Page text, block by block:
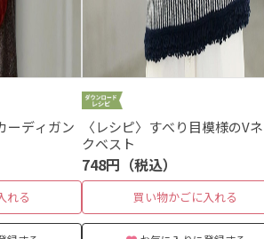
ーディガン
れる
〈レシピ〉すべり目模様のV
クベスト
748円（税込）
買い物かごに入れる